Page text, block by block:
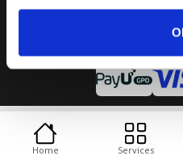
© Copyright 2026 Scala
Home Services